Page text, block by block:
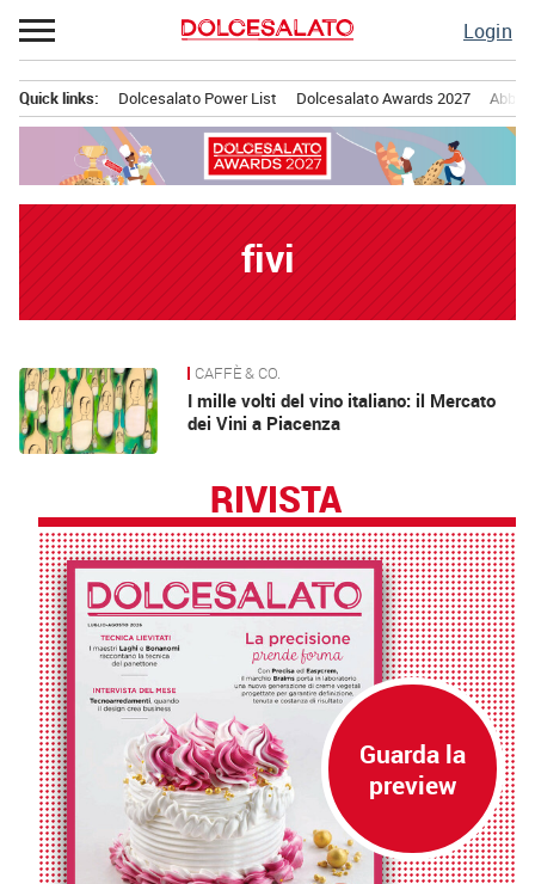
Passa
al
Login
principale
Quick links: Dolcesalato Power List Dolcesalato Awards 2027
fivi
News CAFFÈ & CO.
I mille volti del vino italiano: il Mercato
dei Vini a Piacenza
RIVISTA